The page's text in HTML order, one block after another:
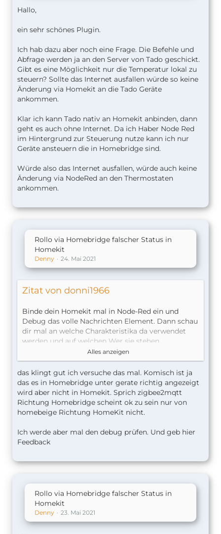
Hallo,
ein sehr schönes Plugin.
Ich hab dazu aber noch eine Frage. Die Befehle und
Abfrage werden ja an den Server von Tado geschickt.
Gibt es eine Möglichkeit nur die Temperatur lokal zu
steuern? Sollte das Internet ausfallen würde so keine
Änderung via Homekit an die Tado Geräte
ankommen.
Klar ich kann Tado nativ an Homekit anbinden, dann
geht es auch ohne Internet. Da ich Haber Node Red
im Hintergrund zur Steuerung nutze kann ich nur
Geräte ansteuern die in Homebridge sind.
Würde also das Internet ausfallen, würde auch keine
Änderung via NodeRed an den Thermostaten
ankommen.
Rollo via Homebridge falscher Status in
Homekit
Denny 24. Mai 2021
Zitat von donni1966
Binde dein Homekit mal in Node-Red ein und
Debug das volle Nachrichten Element. Dann schau
dir mal an welche Charakteristika da verwendet
werden und auf welchen Wer sie stehen.
Code
Das ist mal meines Wisen nach das HomeKit
Model ... hab ich von hier:
https://github.com/homebridge/…
Alles anzeigen
das klingt gut ich versuche das mal. Komisch ist ja
das es in Homebridge unter gerate richtig angezeigt
wird aber nicht in Homekit. Sprich zigbee2mqtt
Richtung Homebridge scheint ok zu sein nur von
homebeige Richtung HomeKit nicht.
Ich werde aber mal den debug prüfen. Und geb hier
Feedback
Rollo via Homebridge falscher Status in
Homekit
Denny 23. Mai 2021